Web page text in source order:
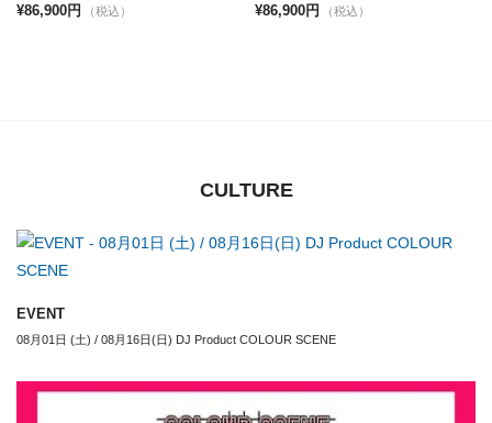
¥86,900円 （税込） ¥86,900円 （税込）
CULTURE
EVENT
08月01日 (土) / 08月16日(日) DJ Product COLOUR SCENE